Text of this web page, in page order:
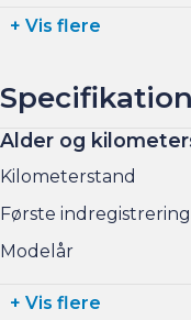
+ Vis flere
Alder og
Kilometerstand
Første indregistrering
Modelår
+ Vis flere